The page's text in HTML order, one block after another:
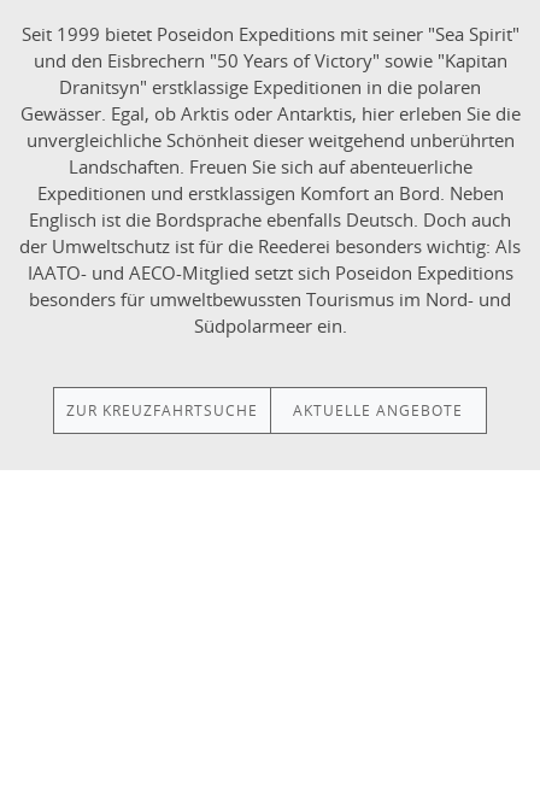
Seit 1999 bietet Poseidon Expeditions mit seiner "Sea Spirit"
und den Eisbrechern "50 Years of Victory" sowie "Kapitan
Dranitsyn" erstklassige Expeditionen in die polaren
Gewässer. Egal, ob Arktis oder Antarktis, hier erleben Sie die
unvergleichliche Schönheit dieser weitgehend unberührten
Landschaften. Freuen Sie sich auf abenteuerliche
Expeditionen und erstklassigen Komfort an Bord. Neben
Englisch ist die Bordsprache ebenfalls Deutsch. Doch auch
der Umweltschutz ist für die Reederei besonders wichtig: Als
IAATO- und AECO-Mitglied setzt sich Poseidon Expeditions
besonders für umweltbewussten Tourismus im Nord- und
Südpolarmeer ein.
ZUR KREUZFAHRTSUCHE AKTUELLE ANGEBOTE